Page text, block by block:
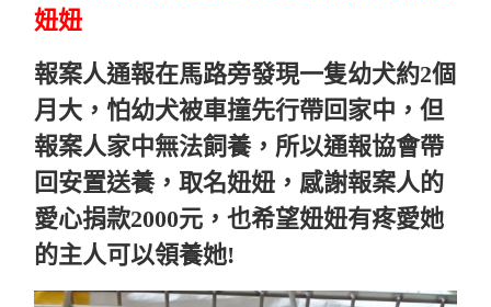
妞妞
報案人通報在馬路旁發現一隻幼犬約2個
月大，怕幼犬被車撞先行帶回家中，但
報案人家中無法飼養，所以通報協會帶
回安置送養，取名妞妞，感謝報案人的
愛心捐款2000元，也希望妞妞有疼愛她
的主人可以領養她!